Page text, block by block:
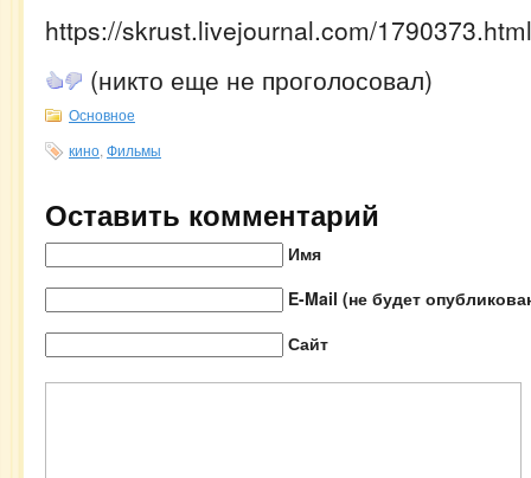
https://skrust.livejournal.com/1790373.html
(никто еще не проголосовал)
Основное
кино Фильмы
Оставить комментарий
Имя
E-Mail (не будет
Сайт